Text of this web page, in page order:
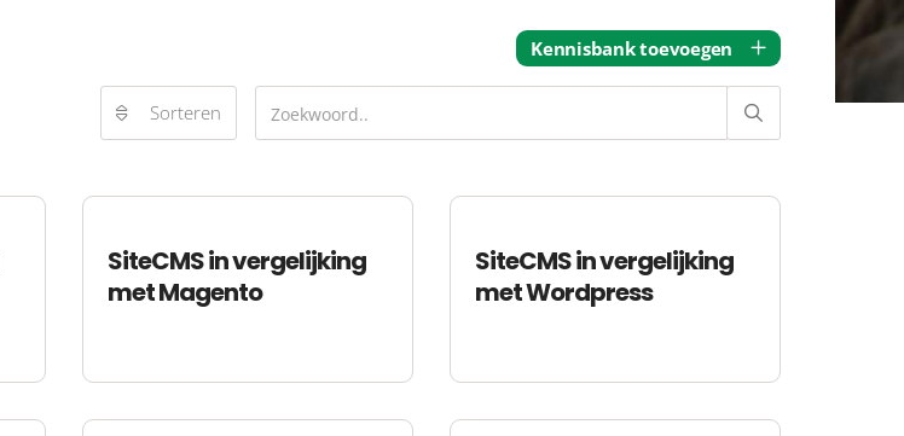
Sorteren
Kennisbank toevoegen
SiteCMS in vergelijking
met Magento
SiteCMS in vergelijking
met Wordpress